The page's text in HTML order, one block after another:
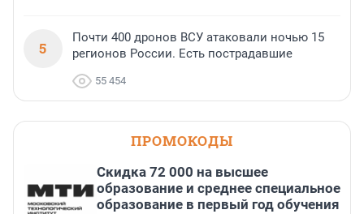
5
Почти 400 дронов ВСУ атаковали ночью 15
регионов России. Есть пострадавшие
55 454
ПРОМОКОДЫ
Скидка 72 000 на высшее
образование и среднее специальное
образование в первый год обучения